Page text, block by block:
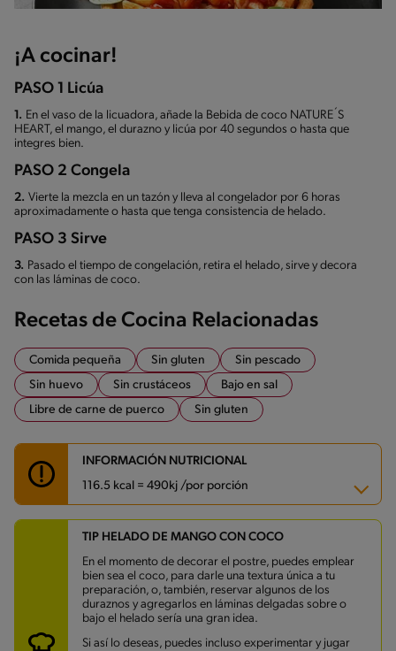
¡A cocinar!
PASO 1 Licúa
1. En el vaso de la licuadora, añade la Bebida de coco NATURE´S
HEART, el mango, el durazno y licúa por 40 segundos o hasta que
integres bien.
PASO 2 Congela
2. Vierte la mezcla en un tazón y lleva al congelador por 6 horas
aproximadamente o hasta que tenga consistencia de helado.
PASO 3 Sirve
3. Pasado el tiempo de congelación, retira el helado, sirve y decora
con las láminas de coco.
Recetas de Cocina Relacionadas
Comida pequeña Sin gluten
Sin pescado
Sin huevo
Sin crustáceos
Bajo en sal
Libre de carne de puerco
Sin gluten
INFORMACIÓN NUTRICIONAL
116.5 kcal = 490kj /por porción
Carbohidratos 22.3 g
Energía 116.5 kcal
Grasas 9.8 g
Fibra 3.7 g
Proteína 2.1 g
Grasas saturadas 9 g
Sodio
Azúcares 18.1 g
TIP HELADO DE MANGO CON COCO
En el momento de decorar el postre, puedes emplear
bien sea el coco, para darle una textura única a tu
preparación, o, también, reservar algunos de los
duraznos y agregarlos en láminas delgadas sobre o
bajo el helado sería una gran idea.
Si así lo deseas, puedes incluso experimentar y jugar